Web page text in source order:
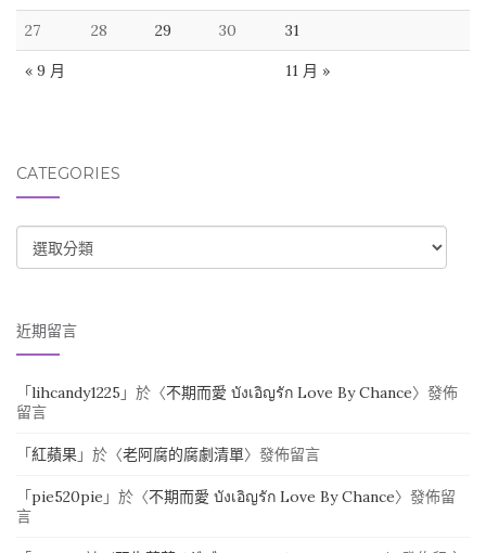
« 9 月 11 月 »
27 28 29 30 31
CATEGORIES
CATEGORIES
近期留言
「lihcandy1225 」於〈不期而愛 บังเอิญรัก Love By Chance〉發佈
留言
「紅蘋果 」於〈老阿腐的腐劇清單〉發佈留言
「pie520pie 」於〈不期而愛 บังเอิญรัก Love By Chance〉發佈留
言